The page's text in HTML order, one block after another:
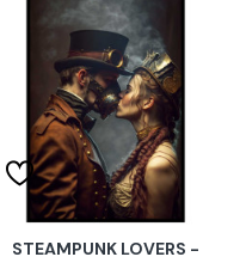
STEAMPUNK LOVERS -